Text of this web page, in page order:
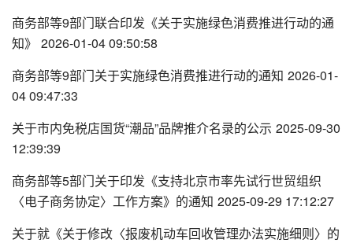
商务部等9部门联合印发《关于实施绿色消费推进行动的通
知》 2026-01-04 09:50:58
商务部等9部门关于实施绿色消费推进行动的通知 2026-01-
04 09:47:33
关于市内免税店国货“潮品”品牌推介名录的公示 2025-09-30
12:39:39
商务部等5部门关于印发《支持北京市率先试行世贸组织
〈电子商务协定〉工作方案》的通知 2025-09-29 17:12:27
关于就《关于修改〈报废机动车回收管理办法实施细则〉的